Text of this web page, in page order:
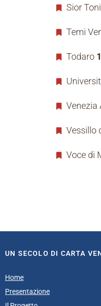
Sior
Temi
Todaro
Venezia
Vessillo
Voce di
UN SECOLO DI CARTA
Home
Presentazione